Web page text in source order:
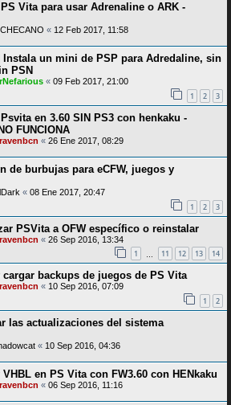
Vita para usar Adrenaline o ARK -
« 12 Feb 2017, 11:58
Instala un mini de PSP para Adredaline, sin
PSN
« 09 Feb 2017, 21:00
1 2 3
en 3.60 SIN PS3 con henkaku -
FUNCIONA
« 26 Ene 2017, 08:29
de burbujas para eCFW, juegos y
« 08 Ene 2017, 20:47
1 2 3
PSVita a OFW específico o reinstalar
« 26 Sep 2016, 13:34
1 11 12 13 14
cargar backups de juegos de PS Vita
« 10 Sep 2016, 07:09
1 2
las actualizaciones del sistema
« 10 Sep 2016, 04:36
en PS Vita con FW3.60 con HENkaku
« 06 Sep 2016, 11:16